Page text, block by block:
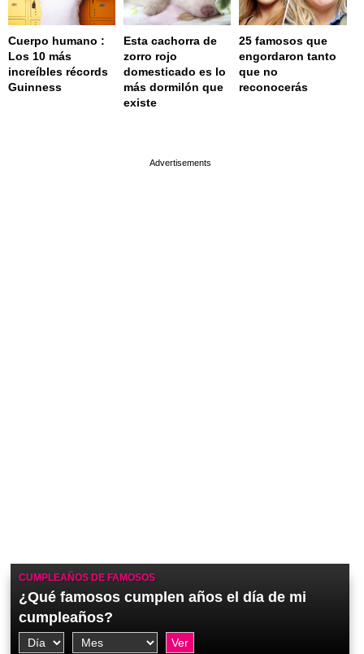
Cuerpo humano :
Los 10 más
increíbles récords
Guinness
Esta cachorra de
zorro rojo
domesticado es lo
más dormilón que
existe
25 famosos que
engordaron tanto
que no
reconocerás
CUMPLEAÑOS DE FAMOSOS
¿Qué famosos cumplen años el día de mi
cumpleaños?